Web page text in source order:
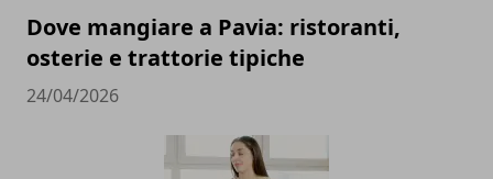
Dove mangiare a Pavia: ristoranti,
osterie e trattorie tipiche
24/04/2026